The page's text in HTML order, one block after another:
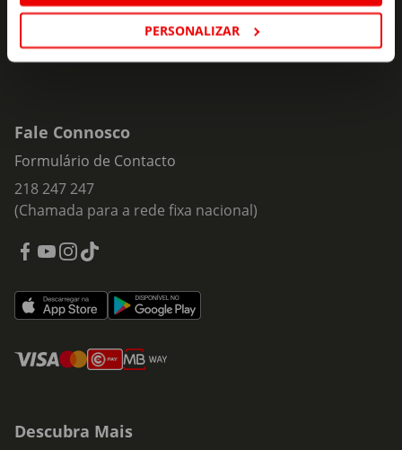
PERSONALIZAR
Fale Connosco
Formulário de Contacto
218 247 247
(Chamada para a rede fixa nacional)
Descubra Mais